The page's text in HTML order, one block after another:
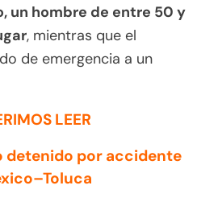
un hombre de entre 50 y
, mientras que el
de emergencia a un
LEER
detenido por accidente